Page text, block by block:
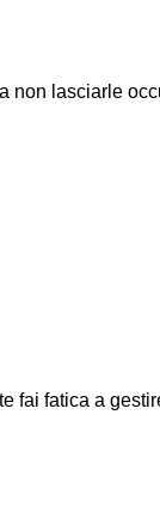
non lasciarle
fai fatica a